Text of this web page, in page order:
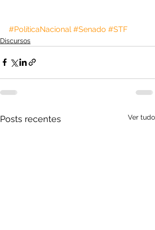
#PolíticaNacional #Senado #STF
Discursos
Posts recentes Ver tudo